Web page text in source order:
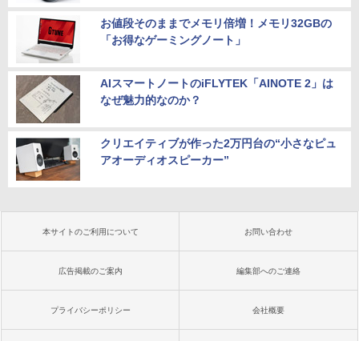
お値段そのままでメモリ倍増！メモリ32GBの
「お得なゲーミングノート」
AIスマートノートのiFLYTEK「AINOTE 2」は
なぜ魅力的なのか？
クリエイティブが作った2万円台の“小さなピュ
アオーディオスピーカー”
本サイトのご利用について お問い合わせ
広告掲載のご案内 編集部へのご連絡
プライバシーポリシー 会社概要